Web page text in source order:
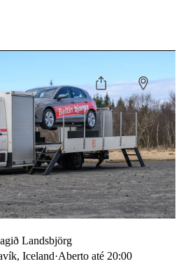
Landsbjörg
Iceland·Aberto até 20:00